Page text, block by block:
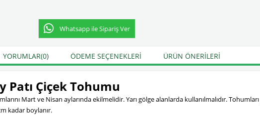
Whatsapp ile Sipariş Ver
YORUMLAR(0) ÖDEME SEÇENEKLERI ÜRÜN ÖNERILERI
Patı Çiçek Tohumu
Mart ve Nisan aylarında ekilmelidir. Yarı gölge alanlarda kullanılmalıdır.
kadar boylanır.